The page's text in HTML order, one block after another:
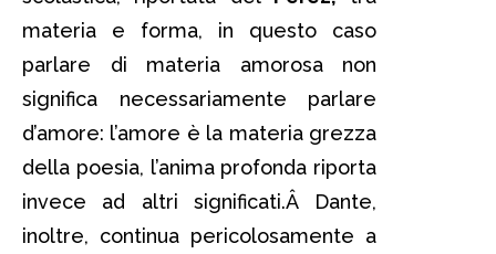
materia e forma, in questo caso
parlare di materia amorosa non
significa necessariamente parlare
d’amore: l’amore è la materia grezza
della poesia, l’anima profonda riporta
invece ad altri significati.Â Dante,
inoltre, continua pericolosamente a